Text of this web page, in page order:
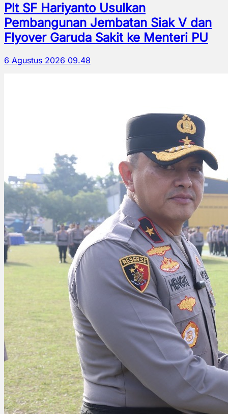
Plt SF Hariyanto Usulkan
Pembangunan Jembatan Siak V dan
Flyover Garuda Sakit ke Menteri PU
6 Agustus 2026 09.48